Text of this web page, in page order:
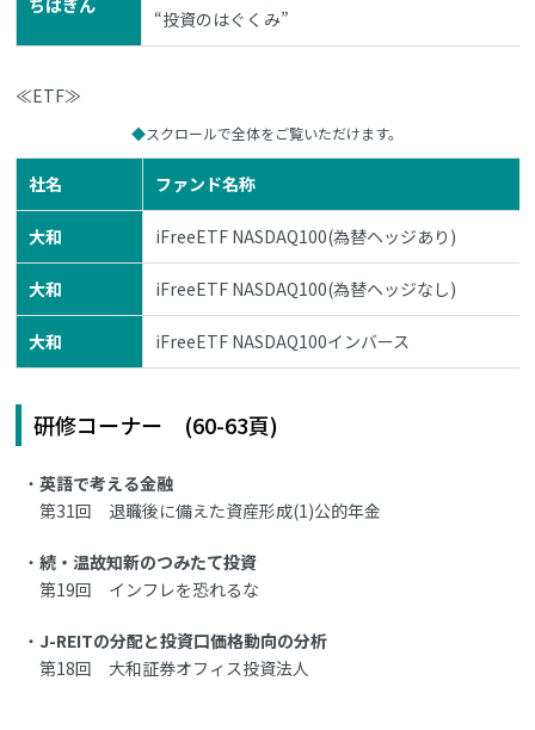
ちばぎん
“投資のはぐくみ”
≪ETF≫
スクロールで全体をご覧いただけます。
社名 ファンド名称
大和 iFreeETF NASDAQ100(為替ヘッジあり)
大和 iFreeETF NASDAQ100(為替ヘッジなし)
大和 iFreeETF NASDAQ100インバース
研修コーナー (60-63頁)
英語で考える金融
第31回 退職後に備えた資産形成(1)公的年金
続・温故知新のつみたて投資
第19回 インフレを恐れるな
J-REITの分配と投資口価格動向の分析
第18回 大和証券オフィス投資法人